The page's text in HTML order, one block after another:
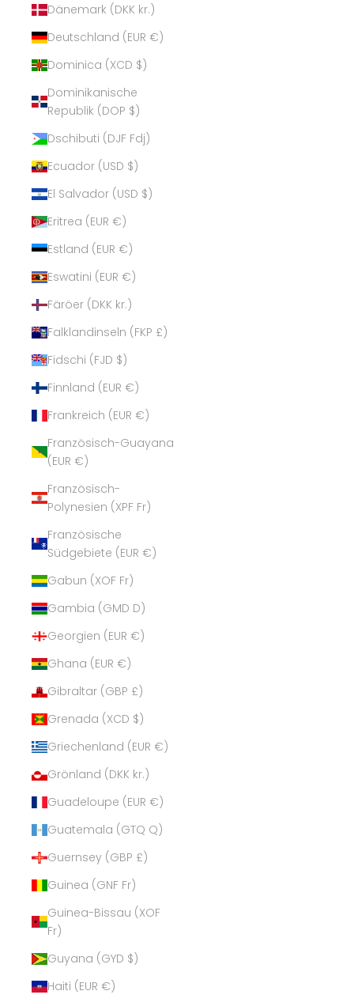
Dänemark (DKK kr.)
Deutschland (EUR €)
Dominica (XCD $)
Dominikanische
Republik (DOP $)
Dschibuti (DJF Fdj)
Ecuador (USD $)
El Salvador (USD $)
Eritrea (EUR €)
Estland (EUR €)
Eswatini (EUR €)
Färöer (DKK kr.)
Falklandinseln (FKP £)
Fidschi (FJD $)
Finnland (EUR €)
Frankreich (EUR €)
Französisch-Guayana
(EUR €)
Französisch-
Polynesien (XPF Fr)
Französische
Südgebiete (EUR €)
Gabun (XOF Fr)
Gambia (GMD D)
Georgien (EUR €)
Ghana (EUR €)
Gibraltar (GBP £)
Grenada (XCD $)
Griechenland (EUR €)
Grönland (DKK kr.)
Guadeloupe (EUR €)
Guatemala (GTQ Q)
Guernsey (GBP £)
Guinea (GNF Fr)
Guinea-Bissau (XOF
Fr)
Guyana (GYD $)
Haiti (EUR €)